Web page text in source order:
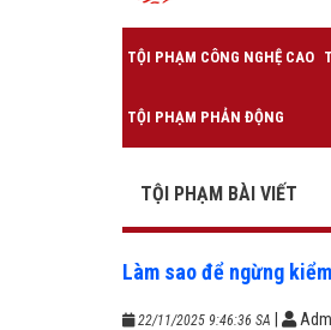
TỘI PHẠM CÔNG NGHỆ CAO
TỘI PHẠM PHẢN ĐỘNG
TỘI PHẠM BÀI VIẾT
Làm sao để ngừng
22/11/2025 9:46:36 SA